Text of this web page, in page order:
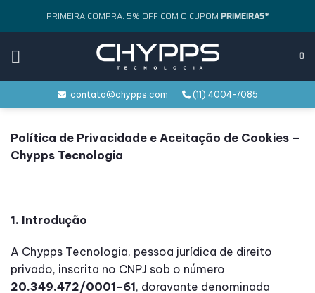
PRIMEIRA COMPRA: 5% OFF COM O CUPOM PRIMEIRA5*
0
contato@chypps.com (11) 4004-7085
Política de Privacidade e Aceitação de Cookies –
Chypps Tecnologia
1. Introdução
A Chypps Tecnologia, pessoa jurídica de direito
privado, inscrita no CNPJ sob o número
20.349.472/0001-61, doravante denominada